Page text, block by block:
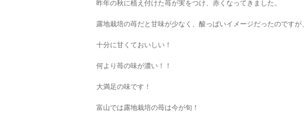
昨年の秋に植え付けた苺が実をつけ、赤くなってきました。
露地栽培の苺だと甘味が少なく、酸っぱいイメージだったのですが、
十分に甘くておいしい！
何より苺の味が濃い！！
大満足の味です！
富山では露地栽培の苺は今が旬！